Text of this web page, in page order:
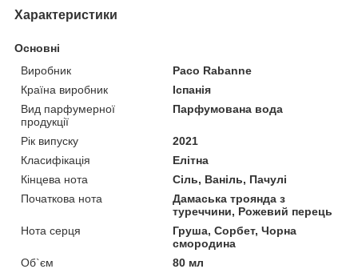
Характеристики
Основні
Виробник
Paco Rabanne
Країна виробник
Іспанія
Вид парфумерної
продукції
Парфумована вода
Рік випуску
2021
Класифікація
Елітна
Кінцева нота
Сіль, Ваніль, Пачулі
Початкова нота
Дамаська троянда з
туреччини, Рожевий перець
Нота серця
Груша, Сорбет, Чорна
смородина
Об`єм
80 мл